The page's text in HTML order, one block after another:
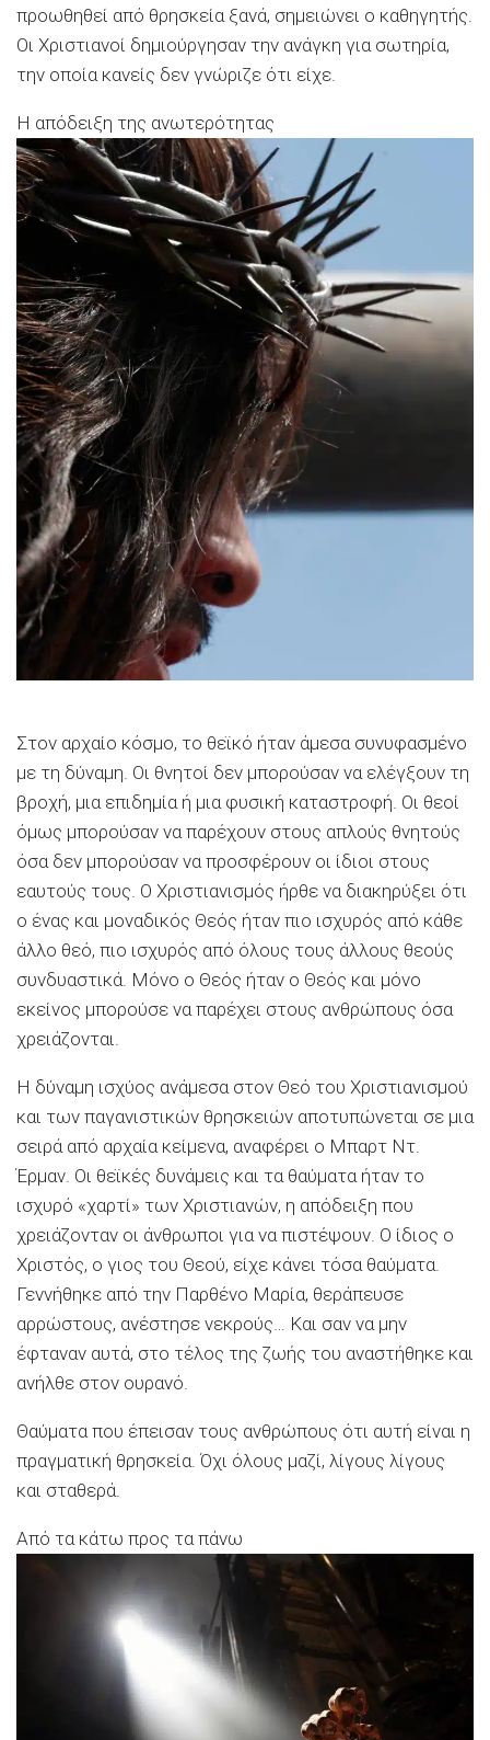
προωθηθεί από θρησκεία ξανά, σημειώνει ο καθηγητής.
Οι Χριστιανοί δημιούργησαν την ανάγκη για σωτηρία,
την οποία κανείς δεν γνώριζε ότι είχε.
Η απόδειξη της ανωτερότητας
Στον αρχαίο κόσμο, το θεϊκό ήταν άμεσα συνυφασμένο
με τη δύναμη. Οι θνητοί δεν μπορούσαν να ελέγξουν τη
βροχή, μια επιδημία ή μια φυσική καταστροφή. Οι θεοί
όμως μπορούσαν να παρέχουν στους απλούς θνητούς
όσα δεν μπορούσαν να προσφέρουν οι ίδιοι στους
εαυτούς τους. Ο Χριστιανισμός ήρθε να διακηρύξει ότι
ο ένας και μοναδικός Θεός ήταν πιο ισχυρός από κάθε
άλλο θεό, πιο ισχυρός από όλους τους άλλους θεούς
συνδυαστικά. Μόνο ο Θεός ήταν ο Θεός και μόνο
εκείνος μπορούσε να παρέχει στους ανθρώπους όσα
χρειάζονται.
Η δύναμη ισχύος ανάμεσα στον Θεό του Χριστιανισμού
και των παγανιστικών θρησκειών αποτυπώνεται σε μια
σειρά από αρχαία κείμενα, αναφέρει ο Μπαρτ Ντ.
Έρμαν. Οι θεϊκές δυνάμεις και τα θαύματα ήταν το
ισχυρό «χαρτί» των Χριστιανών, η απόδειξη που
χρειάζονταν οι άνθρωποι για να πιστέψουν. Ο ίδιος ο
Χριστός, ο γιος του Θεού, είχε κάνει τόσα θαύματα.
Γεννήθηκε από την Παρθένο Μαρία, θεράπευσε
αρρώστους, ανέστησε νεκρούς… Και σαν να μην
έφταναν αυτά, στο τέλος της ζωής του αναστήθηκε και
ανήλθε στον ουρανό.
Θαύματα που έπεισαν τους ανθρώπους ότι αυτή είναι η
πραγματική θρησκεία. Όχι όλους μαζί, λίγους λίγους
και σταθερά.
Από τα κάτω προς τα πάνω